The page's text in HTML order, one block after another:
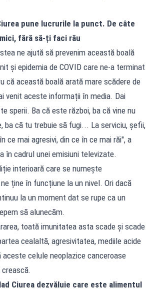
pune lucrurile la punct. De câte
fără să-ți faci rău
ne ajută să prevenim această boală
și epidemia de COVID care ne-a terminat
că această boală arată mare scădere de
venit aceste informații în media. Dai
sperii. Ba că este război, ba că vine nu
ba că tu trebuie să fugi... La serviciu, șefii,
ce mai agresivi, din ce în ce mai răi", a
în cadrul unei emisiuni televizate.
interioară care se numește
ține în funcțiune la un nivel. Ori dacă
la un moment dat se rupe ca un
să alunecăm.
toată imunitatea asta scade și scade
cealaltă, agresivitatea, mediile acide
celule neoplazice canceroase
Ciurea dezvăluie care este alimentul